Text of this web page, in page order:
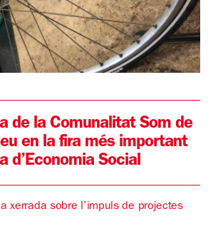
de la Comunalitat Som de
en la fira més important
d’Economia Social
xerrada sobre l’impuls de projectes